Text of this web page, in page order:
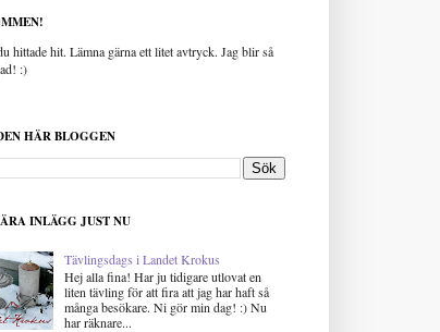
hittade hit. Lämna gärna ett litet avtryck. Jag blir så
:)
HÄR BLOGGEN
INLÄGG JUST NU
Tävlingsdags i Landet Krokus
Hej alla fina! Har ju tidigare utlovat en
liten tävling för att fira att jag har haft så
många besökare. Ni gör min dag! :) Nu
har räknare...